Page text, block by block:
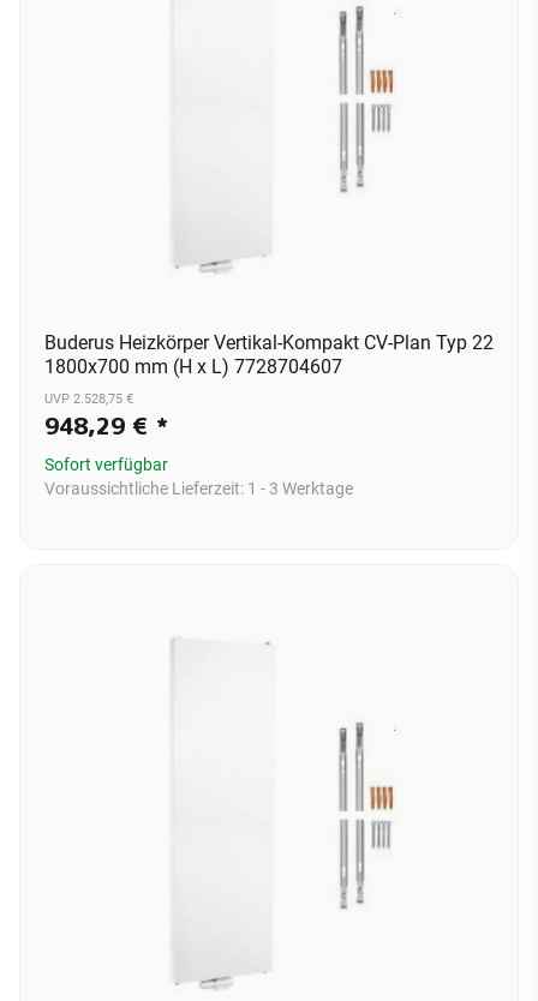
Buderus Heizkörper Vertikal-Kompakt CV-Plan Typ 22
1800x700 mm (H x L) 7728704607
UVP 2.528,75 €
948,29 € *
Sofort verfügbar
Voraussichtliche Lieferzeit: 1 - 3 Werktage